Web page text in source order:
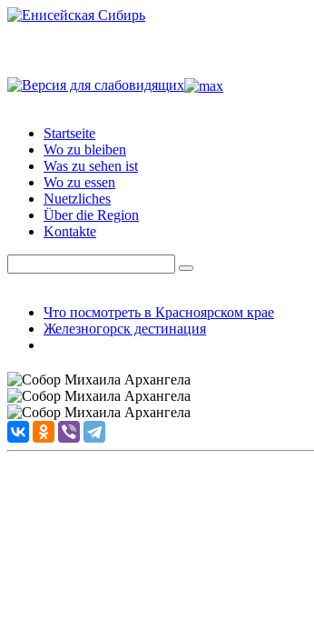
Startseite
Wo zu bleiben
Was zu sehen ist
Wo zu essen
Nuetzliches
Über die Region
Kontakte
Что посмотреть в Красноярском крае
Железногорск дестинация